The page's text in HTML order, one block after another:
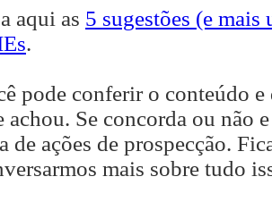
aqui as 5 sugestões (e mais
.
pode conferir o conteúdo
achou. Se concorda ou não
de ações de prospecção.
mais sobre tudo